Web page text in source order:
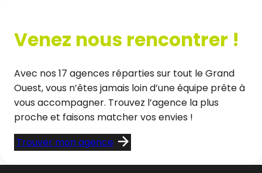
Venez nous rencontrer !
Avec nos 17 agences réparties sur tout le Grand
Ouest, vous n’êtes jamais loin d’une équipe prête à
vous accompagner. Trouvez l’agence la plus
proche et faisons matcher vos envies !
Trouver mon agence